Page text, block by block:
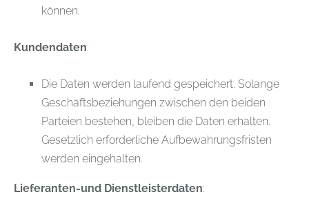
können.
Kundendaten:
Die Daten werden laufend gespeichert. Solange
Geschäftsbeziehungen zwischen den beiden
Parteien bestehen, bleiben die Daten erhalten.
Gesetzlich erforderliche Aufbewahrungsfristen
werden eingehalten.
Lieferanten-und Dienstleisterdaten: